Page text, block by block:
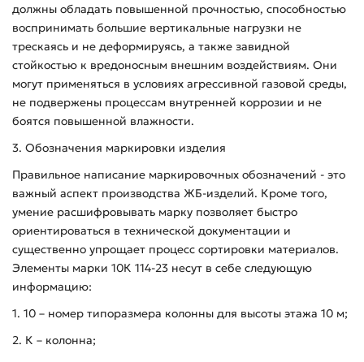
должны обладать повышенной прочностью, способностью
воспринимать большие вертикальные нагрузки не
трескаясь и не деформируясь, а также завидной
стойкостью к вредоносным внешним воздействиям. Они
могут применяться в условиях агрессивной газовой среды,
не подвержены процессам внутренней коррозии и не
боятся повышенной влажности.
3. Обозначения маркировки изделия
Правильное написание маркировочных обозначений - это
важный аспект производства ЖБ-изделий. Кроме того,
умение расшифровывать марку позволяет быстро
ориентироваться в технической документации и
существенно упрощает процесс сортировки материалов.
Элементы марки 10К 114-23 несут в себе следующую
информацию:
1. 10 – номер типоразмера колонны для высоты этажа 10 м;
2. К – колонна;